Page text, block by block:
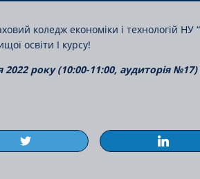
коледж економіки і технологій НУ
освіти І курсу!
2022 року (10:00-11:00, аудиторія №17)